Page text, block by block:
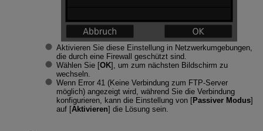
Aktivieren Sie diese Einstellung in Netzwerkumgebungen,
die durch eine Firewall geschützt sind.
Wählen Sie [OK], um zum nächsten Bildschirm zu
wechseln.
Wenn Error 41 (Keine Verbindung zum FTP-Server
möglich) angezeigt wird, während Sie die Verbindung
konfigurieren, kann die Einstellung von [Passiver Modus]
auf [Aktivieren] die Lösung sein.